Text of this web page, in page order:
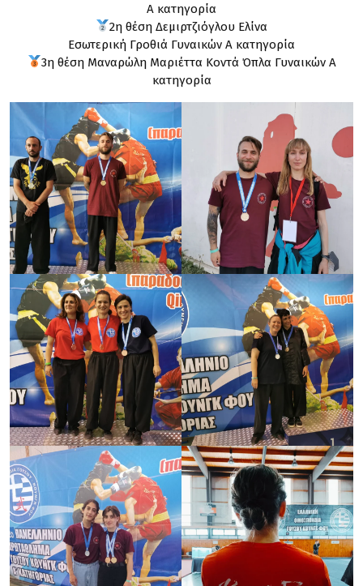
Α κατηγορία
2η θέση Δεμιρτζιόγλου Ελίνα
Εσωτερική Γροθιά Γυναικών Α κατηγορία
3η θέση Μαναρώλη Μαριέττα Κοντά Όπλα Γυναικών Α
κατηγορία